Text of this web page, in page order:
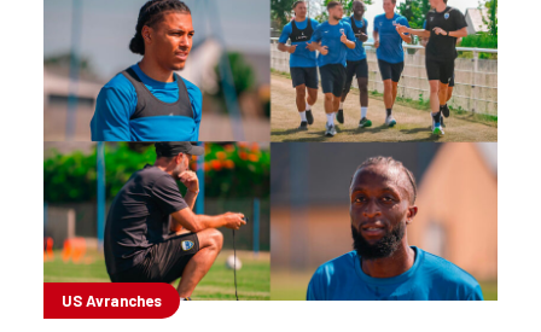
US Avranches